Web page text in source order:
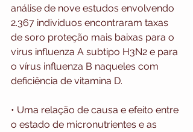
análise de nove estudos envolvendo
2.367 indivíduos encontraram taxas
de soro proteção mais baixas para o
vírus influenza A subtipo H3N2 e para
o vírus influenza B naqueles com
deficiência de vitamina D.
• Uma relação de causa e efeito entre
o estado de micronutrientes e as